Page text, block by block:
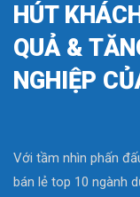
HÚT
QUẢ &
NGHIỆP
Với tầm nhìn phấn
bán lẻ top 10 ngành